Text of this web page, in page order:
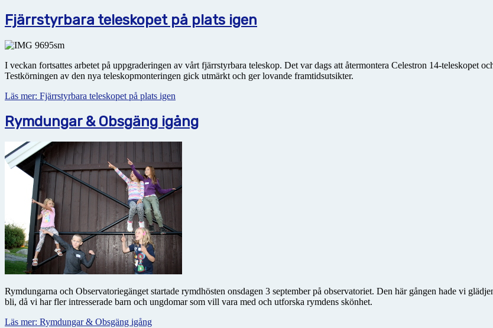
Fjärrstyrbara teleskopet på plats igen
I veckan fortsattes arbetet på uppgraderingen av vårt fjärrstyrbara teleskop. Det var dags att återmontera Celestron 14-teleskopet
Testkörningen av den nya teleskopmonteringen gick utmärkt och ger lovande framtidsutsikter.
Läs mer: Fjärrstyrbara teleskopet på plats igen
Rymdungar & Obsgäng igång
Rymdungarna och Observatoriegänget startade rymdhösten onsdagen 3 september på observatoriet. Den här gången hade vi
bli, då vi har fler intresserade barn och ungdomar som vill vara med och utforska rymdens skönhet.
Läs mer: Rymdungar & Obsgäng igång